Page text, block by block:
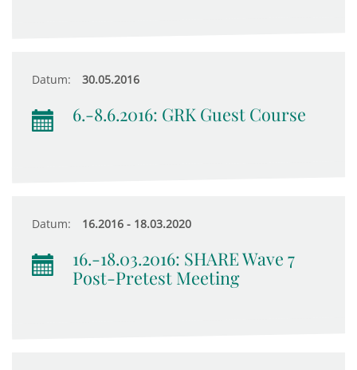
Datum: 30.05.2016
6.-8.6.2016: GRK Guest Course
Datum: 16.2016 - 18.03.2020
16.-18.03.2016: SHARE Wave 7
Post-Pretest Meeting